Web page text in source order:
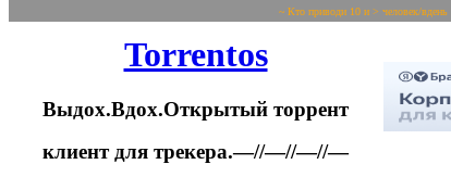
~ Кто приводи 10 и > человек/
Torrentos
Выдох.Вдох.Открытый торрент